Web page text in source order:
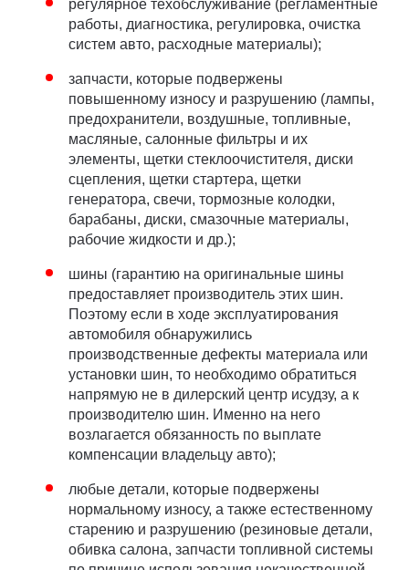
регулярное техобслуживание (регламентные
работы, диагностика, регулировка, очистка
систем авто, расходные материалы);
запчасти, которые подвержены
повышенному износу и разрушению (лампы,
предохранители, воздушные, топливные,
масляные, салонные фильтры и их
элементы, щетки стеклоочистителя, диски
сцепления, щетки стартера, щетки
генератора, свечи, тормозные колодки,
барабаны, диски, смазочные материалы,
рабочие жидкости и др.);
шины (гарантию на оригинальные шины
предоставляет производитель этих шин.
Поэтому если в ходе эксплуатирования
автомобиля обнаружились
производственные дефекты материала или
установки шин, то необходимо обратиться
напрямую не в дилерский центр исудзу, а к
производителю шин. Именно на него
возлагается обязанность по выплате
компенсации владельцу авто);
любые детали, которые подвержены
нормальному износу, а также естественному
старению и разрушению (резиновые детали,
обивка салона, запчасти топливной системы